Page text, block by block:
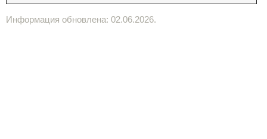
Информация обновлена: 02.06.2026.